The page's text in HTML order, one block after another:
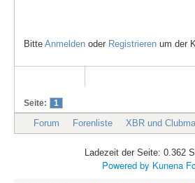
Bitte Anmelden oder Registrieren um der
Seite: 1
Forum Forenliste XBR und
Ladezeit der Seite: 0.362
Powered by Kunena